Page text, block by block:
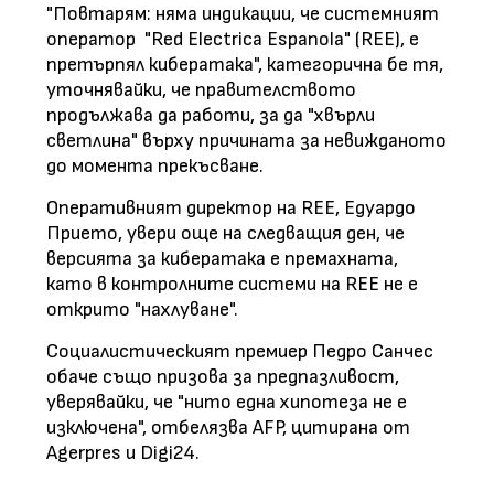
"Повтарям: няма индикации, че системният
оператор "Red Electrica Espanola" (REE), е
претърпял кибератака", категорична бе тя,
уточнявайки, че правителството
продължава да работи, за да "хвърли
светлина" върху причината за невижданото
до момента прекъсване.
Оперативният директор на REE, Едуардо
Прието, увери още на следващия ден, че
версията за кибератака е премахната,
като в контролните системи на REE не е
открито "нахлуване".
Социалистическият премиер Педро Санчес
обаче също призова за предпазливост,
уверявайки, че "нито една хипотеза не е
изключена", отбелязва AFP, цитирана от
Agerpres и Digi24.